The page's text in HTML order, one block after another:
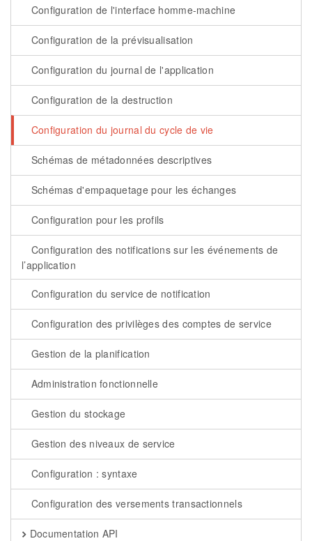
Configuration de l'interface homme-machine
Configuration de la prévisualisation
Configuration du journal de l'application
Configuration de la destruction
Configuration du journal du cycle de vie
Schémas de métadonnées descriptives
Schémas d'empaquetage pour les échanges
Configuration pour les profils
Configuration des notifications sur les événements de
l’application
Configuration du service de notification
Configuration des privilèges des comptes de service
Gestion de la planification
Administration fonctionnelle
Gestion du stockage
Gestion des niveaux de service
Configuration : syntaxe
Configuration des versements transactionnels
Documentation API